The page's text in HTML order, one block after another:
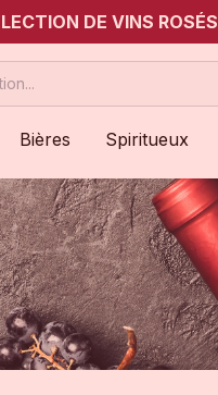
DE VINS ROSÉS
Bières Spiritueux